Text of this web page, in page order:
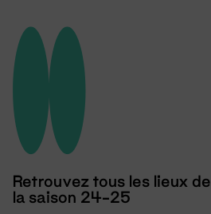
Retrouvez tous les lieux de
la saison 24-25